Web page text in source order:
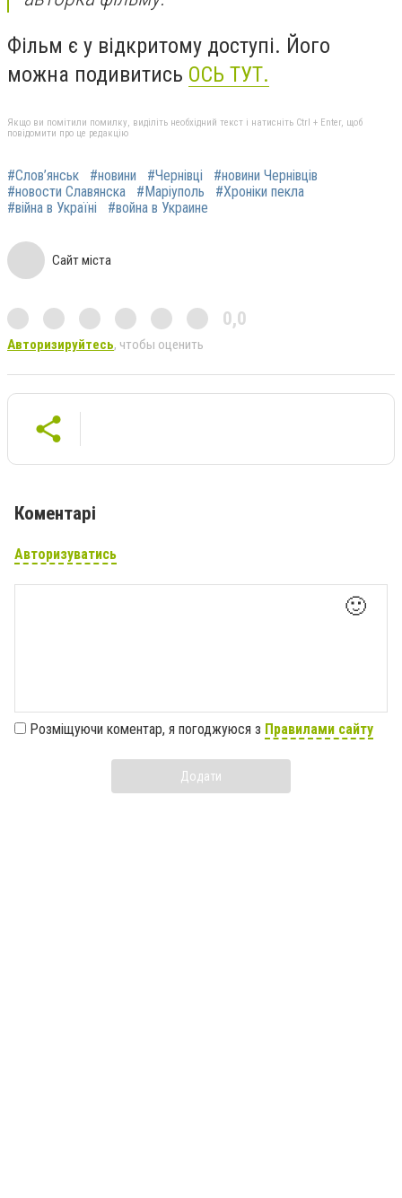
Фільм є у відкритому доступі. Його
можна подивитись ОСЬ ТУТ.
Якщо ви помітили помилку, виділіть необхідний текст і натисніть Ctrl + Enter, щоб
повідомити про це редакцію
#Слов’янськ #новини #Чернівці
#новини Чернівців
#новости Славянска
#Маріуполь
#Хроніки пекла
#війна в Україні
#война в Украине
Сайт міста
0,0
Авторизируйтесь, чтобы оценить
Коментарі
Авторизуватись
🙂
Розміщуючи коментар, я погоджуюся з Правилами сайту
Додати